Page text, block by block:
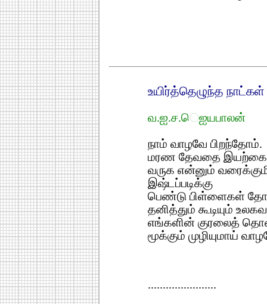
உயிர்த்தெழுந்த நாட்கள்
வ.ஐ.ச.ெஐயபாலன்
நாம் வாழவே பிறந்தோம்.
மரண தேவதை
வருக என்னும்
இஷ்டப்படிக்கு
பெண்டு பிள்ளைகள்
தனித்தும் கூடியும்
எங்களின் குரலைத்
மூக்கும் முழியுமாய்
.......................